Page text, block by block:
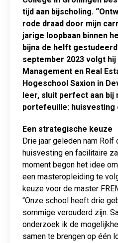
tijd aan bijscholing.
rode draad door mijn
jarige loopbaan binnen
bijna de helft
september 2023 volgt
Management en Real
Hogeschool Saxion in
leer, sluit perfect aan bij
portefeuille: huisvesting
Een strategische keuze
Drie jaar geleden nam
huisvesting en facilitaire
moment begon het idee
een masteropleiding te
keuze voor de master
“Onze school heeft drie
sommige verouderd zijn.
onderzoek ik de
samen te brengen op één